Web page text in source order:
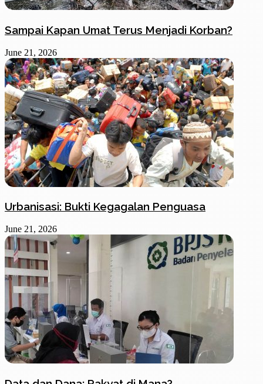
Sampai Kapan Umat Terus Menjadi Korban?
June 21, 2026
Urbanisasi: Bukti Kegagalan Penguasa
June 21, 2026